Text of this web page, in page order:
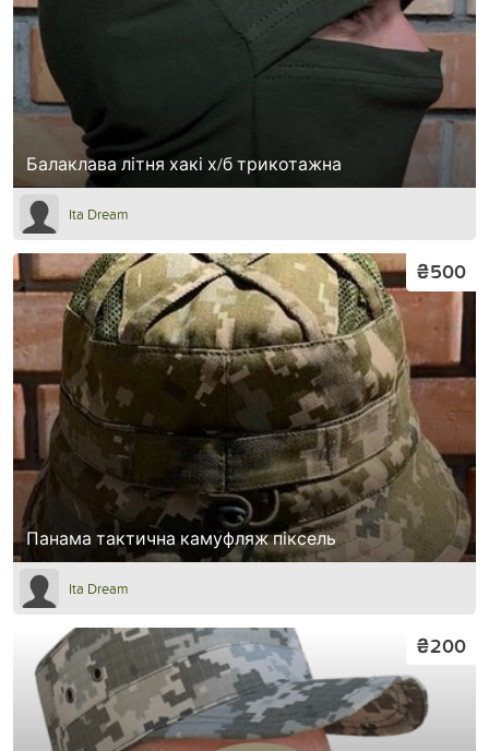
Балаклава літня хакі х/б трикотажна
Ita Dream
Панама тактична камуфляж піксель
₴500
Ita Dream
₴200